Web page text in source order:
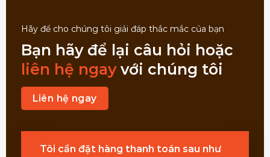
Hãy để cho chúng tôi giải đáp thắc mắc của bạn
Bạn hãy để lại câu hỏi hoặc
liên hệ ngayvới chúng tôi
Liên hệ ngay
Tôi cần đặt hàng thanh toán sau như